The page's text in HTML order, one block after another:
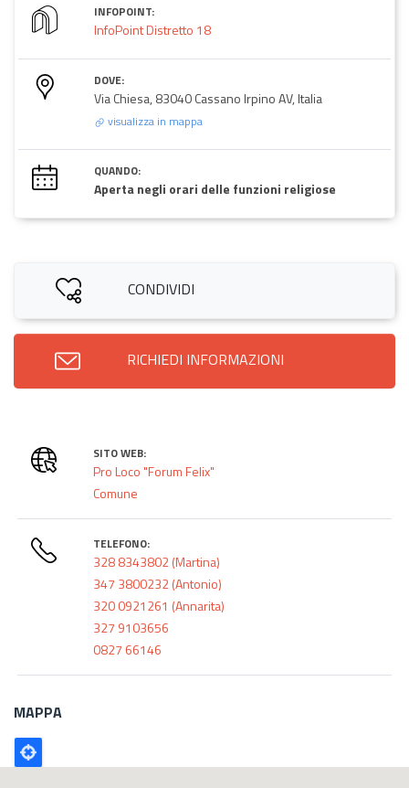
INFOPOINT:
InfoPoint Distretto 18
DOVE:
Via Chiesa, 83040 Cassano Irpino AV, Italia
visualizza in mappa
QUANDO:
Aperta negli orari delle funzioni religiose
CONDIVIDI
RICHIEDI INFORMAZIONI
SITO WEB:
Pro Loco "Forum Felix"
Comune
TELEFONO:
328 8343802 (Martina)
347 3800232 (Antonio)
320 0921261 (Annarita)
327 9103656
0827 66146
MAPPA
Poligono
GEO